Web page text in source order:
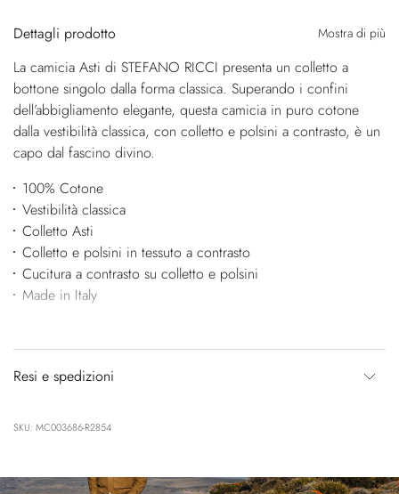
Dettagli prodotto Mostra di più
La camicia Asti di STEFANO RICCI presenta un colletto a
bottone singolo dalla forma classica. Superando i confini
dell’abbigliamento elegante, questa camicia in puro cotone
dalla vestibilità classica, con colletto e polsini a contrasto, è un
capo dal fascino divino.
100% Cotone
Vestibilità classica
Colletto Asti
Colletto e polsini in tessuto a contrasto
Cucitura a contrasto su colletto e polsini
Made in Italy
Resi e spedizioni
SKU: MC003686-R2854